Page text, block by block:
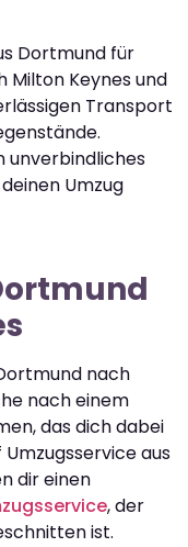
Dortmund für
Milton Keynes und
Transport
unverbindliches
Umzug
nach
nach einem
das dich dabei
aus
dir einen
, der
ist.